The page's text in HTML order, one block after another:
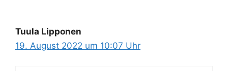
Tuula Lipponen
19. August 2022 um 10:07 Uhr